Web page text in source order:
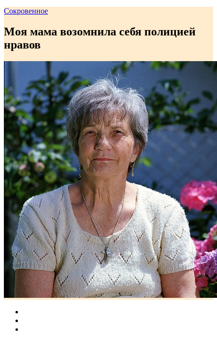
Сокровенное
Моя мама возомнила себя полицией
нравов